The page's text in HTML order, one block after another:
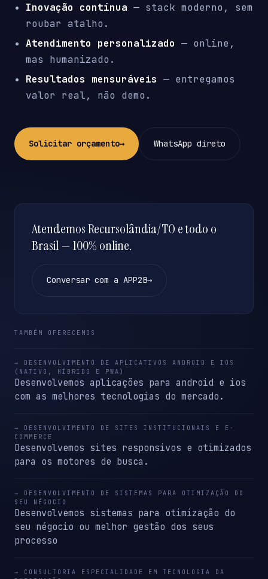
Inovação contínua — stack moderno, sem
roubar atalho.
Atendimento personalizado — online,
mas humanizado.
Resultados mensuráveis — entregamos
valor real, não demo.
Solicitar orçamento→ WhatsApp direto
Atendemos Recursolândia/TO e todo o
Brasil — 100% online.
Conversar com a APP2B→
TAMBÉM OFERECEMOS
→ DESENVOLVIMENTO DE APLICATIVOS ANDROID E IOS
(NATIVO, HÍBRIDO E PWA)
Desenvolvemos aplicações para android e ios
com as melhores tecnologias do mercado.
→ DESENVOLVIMENTO DE SITES INSTITUCIONAIS E E-
COMMERCE
Desenvolvemos sites responsivos e otimizados
para os motores de busca.
→ DESENVOLVIMENTO DE SISTEMAS PARA OTIMIZAÇÃO DO
SEU NÉGOCIO
Desenvolvemos sistemas para otimização do
seu négocio ou melhor gestão dos seus
processo
→ CONSULTORIA ESPECIALIDADE EM TECNOLOGIA DA